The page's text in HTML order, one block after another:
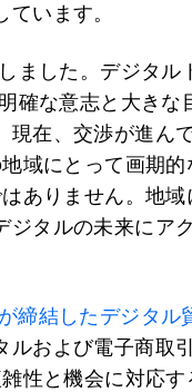
います。
ました。デジタル
確な意志と大き
現在、交渉が進ん
域にとって画期的
ありません。地
ジタルの未来にア
締結したデジタル
および電子商取
性と機会に対応